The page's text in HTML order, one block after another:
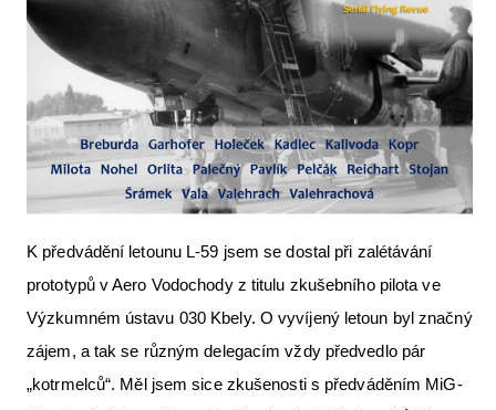
K předvádění letounu L-59 jsem se dostal při zalétávání
prototypů v Aero Vodochody z titulu zkušebního pilota ve
Výzkumném ústavu 030 Kbely. O vyvíjený letoun byl značný
zájem, a tak se různým delegacím vždy předvedlo pár
„kotrmelců“. Měl jsem sice zkušenosti s předváděním MiG-
Letecká muzea
VFR Communication app
The SAFE Guide app
Nabídky práce v letectví
Inzerujte s námi
E-SHOP